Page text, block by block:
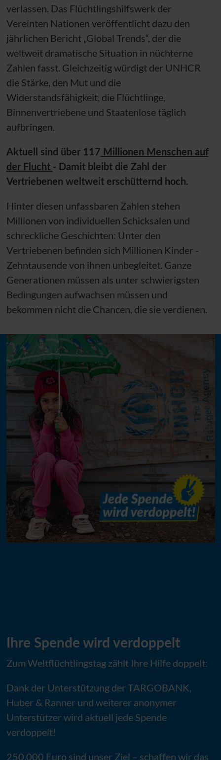
verlassen. Das Flüchtlingshilfswerk der
Vereinten Nationen veröffentlicht dazu den
jährlichen Bericht „Global Trends“, der die
weltweit dramatische Situation in nüchterne
Zahlen fasst. Gleichzeitig würdigt der UNHCR
die Stärke, den Mut und die
Widerstandsfähigkeit, die Flüchtlinge,
Binnenvertriebene und Staatenlose täglich
aufbringen.
Aktuell sind über 117 Millionen Menschen auf
der Flucht - Damit bleibt die Zahl der
Vertriebenen weltweit erschütternd hoch.
Hinter diesen unfassbaren Zahlen stehen
Millionen von individuellen Schicksalen und
schreckliche Geschichten: Unter den
Vertriebenen befinden sich Millionen Kinder -
Zehntausende von ihnen unbegleitet. Ganze
Generationen müssen als unter schwierigsten
Bedingungen aufwachsen müssen und
bekommen nicht die Chancen, die sie verdienen.
Ihre Spende wird verdoppelt
Zum Weltflüchtlingstag zählt Ihre Hilfe doppelt:
Dank der Unterstützung der TARGOBANK,
Huber & Ranner und weiterer anonymer
Unterstützer wird aktuell jede Spende
verdoppelt!
250.000 Euro sind unser Ziel – schaffen wir das